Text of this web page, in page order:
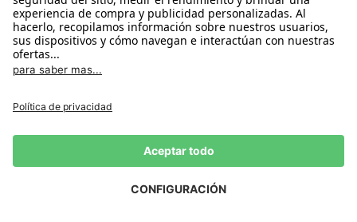
España
Condiciones Compra
Declarar el desistimiento
Aviso Legal
Configuración de cookies